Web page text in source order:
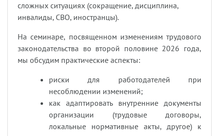
сложных ситуациях (сокращение, дисциплина,
инвалиды, СВО, иностранцы).
На семинаре, посвященном изменениям трудового
законодательства во второй половине 2026 года,
мы обсудим практические аспекты:
риски для работодателей при
несоблюдении изменений;
как адаптировать внутренние документы
организации (трудовые договоры,
локальные нормативные акты, другое) к